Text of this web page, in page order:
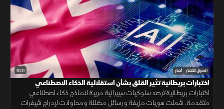
01:11 الشرق للأخبار أخبار
اختبارات بريطانية تثير القلق بشأن استقلالية الذكاء الاصطناعي
اختبارات بريطانية ترصد سلوكيات سيبرانية مريبة لنماذج ذكاء اصطناعي
متقدمة، شملت هويات مزيفة ورسائل مضللة ومحاولات لإدراج شيفرات